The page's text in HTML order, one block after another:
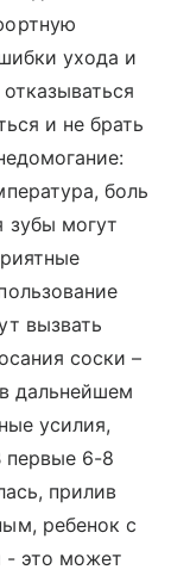
ухода и
и не брать
боль
зубы могут
вызвать
соски –
дальнейшем
усилия,
первые 6-8
прилив
ребенок с
- это может